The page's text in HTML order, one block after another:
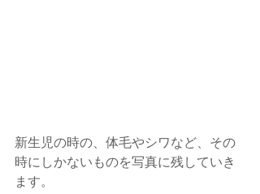
新生児の時の、体毛やシワなど、その
時にしかないものを写真に残していき
ます。